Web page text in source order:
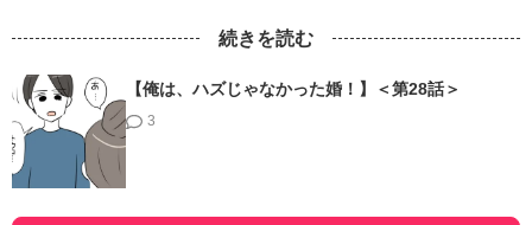
続きを読む
【俺は、ハズじゃなかった婚！】＜第28話＞
3